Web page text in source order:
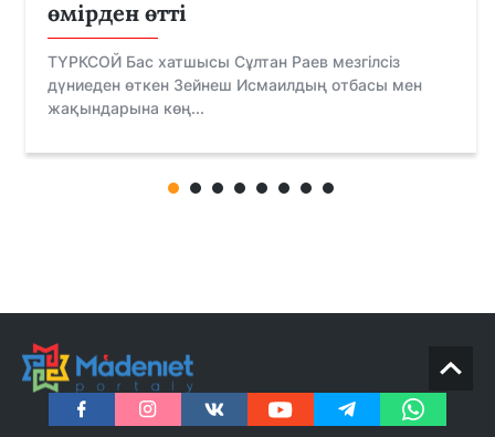
өмірден өтті
ТҮРКСОЙ Бас хатшысы Сұлтан Раев мезгілсіз
дүниеден өткен Зейнеш Исмаилдың отбасы мен
жақындарына көң...